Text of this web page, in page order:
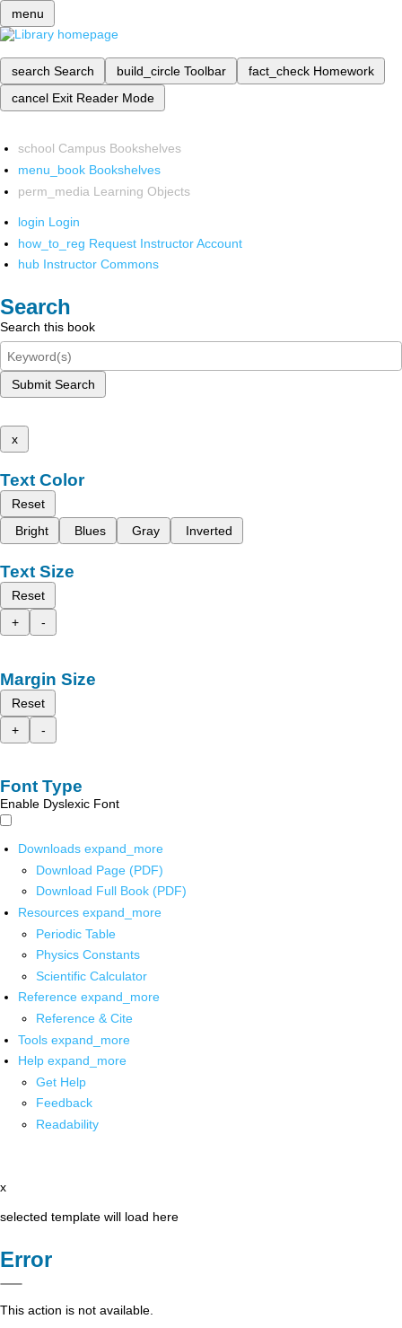
menu
search Search build_circle Toolbar fact_check Homework
cancel Exit Reader Mode
school Campus Bookshelves
menu_book Bookshelves
perm_media Learning Objects
login Login
how_to_reg Request Instructor Account
hub Instructor Commons
Search
Search this book
Submit Search
x
Text Color
Reset
Bright
Blues Gray Inverted
Text Size
Reset
+
-
Margin Size
Reset
+
-
Font Type
Enable Dyslexic Font
Downloads expand_more
Download Page (PDF)
Download Full Book (PDF)
Resources expand_more
Periodic Table
Physics Constants
Scientific Calculator
Reference expand_more
Reference & Cite
Tools expand_more
Help expand_more
Get Help
Feedback
Readability
x
selected template will load here
Error
This action is not available.